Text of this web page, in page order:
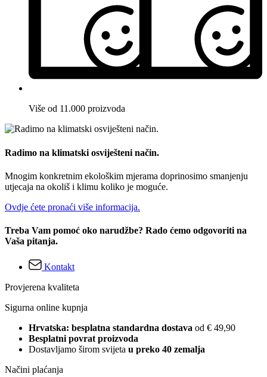
Više od 11.000 proizvoda
Radimo na klimatski osviješteni način.
Mnogim konkretnim ekološkim mjerama doprinosimo smanjenju
utjecaja na okoliš i klimu koliko je moguće.
Ovdje ćete pronaći više informacija.
Treba Vam pomoć oko narudžbe? Rado ćemo odgovoriti na
Vaša pitanja.
Kontakt
Provjerena kvaliteta
Sigurna online kupnja
Hrvatska: besplatna standardna dostava od € 49,90
Besplatni povrat proizvoda
Dostavljamo širom svijeta u preko 40 zemalja
Načini plaćanja